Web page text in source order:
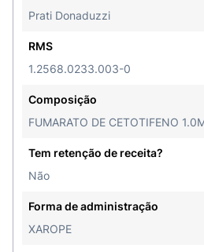
Prati Donaduzzi
RMS
1.2568.0233.003-0
Composição
FUMARATO DE CETOTIFENO
Tem retenção de receita?
Não
Forma de administração
XAROPE